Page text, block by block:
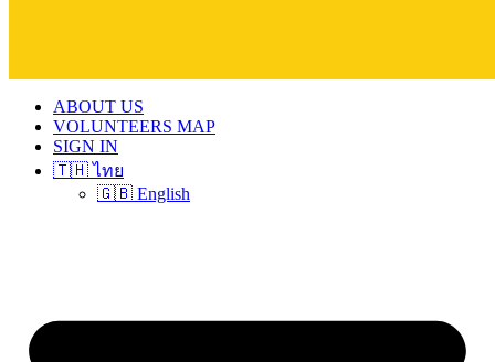
ABOUT US
VOLUNTEERS MAP
SIGN IN
🇹🇭 ไทย
🇬🇧 English